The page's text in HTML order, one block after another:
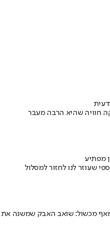
חוויה שהיא הרבה מעבר
מפתיע
שעוזר לנו לחזור למסלול
מכשול: שואב האבק שמשנה את